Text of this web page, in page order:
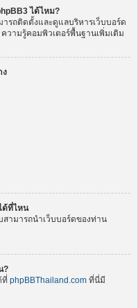
ได้ไหม?
ารถติดตั้งและดูแลบริหารเว็บบอร์ด
ความรู้คอมพิวเตอร์พื้นฐานเพิ่มเติม
ง
ด้ที่ไหน
สามารถนำเว็บบอร์ดของท่าน
?
ที่ phpBBThailand.com ที่นี่มี